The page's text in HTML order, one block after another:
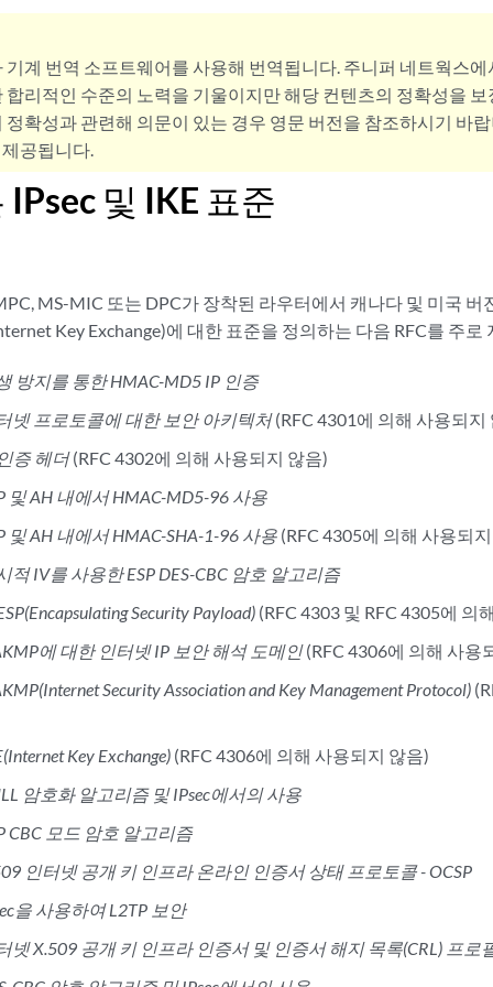
기계 번역 소프트웨어를 사용해 번역됩니다. 주니퍼 네트웍스
합리적인 수준의 노력을 기울이지만 해당 컨텐츠의 정확성을
정확성과 관련해 의문이 있는 경우 영문 버전을 참조하시기 바
공됩니다.
및 IKE 표준
MS-MIC 또는 DPC가 장착된 라우터에서 캐나다 및 미국 버
Key Exchange)에 대한 표준을 정의하는 다음 RFC를 주로
방지를 통한 HMAC-MD5 IP 인증
넷 프로토콜에 대한 보안 아키텍처(RFC 4301에 의해 사용되지
증 헤더(RFC 4302에 의해 사용되지 않음)
및 AH 내에서 HMAC-MD5-96 사용
및 AH 내에서 HMAC-SHA-1-96 사용 (RFC 4305에 의해 사용되
적 IV를 사용한 ESP DES-CBC 암호 알고리즘
Security Payload) (RFC 4303 및 RFC 4305에 의
에 대한 인터넷 IP 보안 해석 도메인(RFC 4306에 의해 사용
Security Association and Key Management Protocol)
Key Exchange) (RFC 4306에 의해 사용되지 않음)
암호화 알고리즘 및 IPsec에서의 사용
CBC 모드 암호 알고리즘
인터넷 공개 키 인프라 온라인 인증서 상태 프로토콜 - OCSP
을 사용하여 L2TP 보안
넷 X.509 공개 키 인프라 인증서 및 인증서 해지 목록(CRL) 프로